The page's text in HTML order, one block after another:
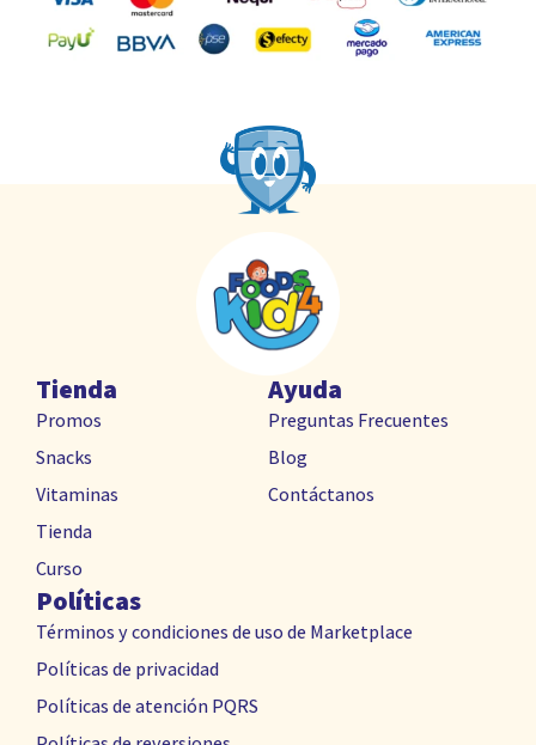
Tienda
Promos
Snacks
Vitaminas
Tienda
Curso
Ayuda
Preguntas Frecuentes
Blog
Contáctanos
Políticas
Términos y condiciones de uso de Marketplace
Políticas de privacidad
Políticas de atención PQRS